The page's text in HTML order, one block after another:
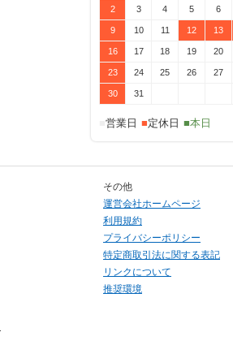
2 3 4 5 6
9 10 11 12 13
16 17 18 19 20
23 24 25 26 27
30 31
営業日 ■定休日 ■本日
その他
運営会社ホームページ
利用規約
プライバシーポリシー
特定商取引法に関する表記
リンクについて
推奨環境